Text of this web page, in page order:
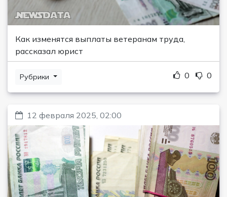
Как изменятся выплаты ветеранам труда,
рассказал юрист
Рубрики 0 0
12 февраля 2025, 02:00